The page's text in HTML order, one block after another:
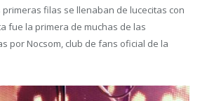
filas se llenaban de lucecitas con
fue la primera de muchas de las
por Nocsom, club de fans oficial de la